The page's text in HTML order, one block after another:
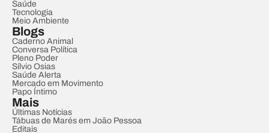
Saúde
Tecnologia
Meio Ambiente
Blogs
Caderno Animal
Conversa Política
Pleno Poder
Sílvio Osias
Saúde Alerta
Mercado em Movimento
Papo Íntimo
Mais
Últimas Notícias
Tábuas de Marés em João Pessoa
Editais